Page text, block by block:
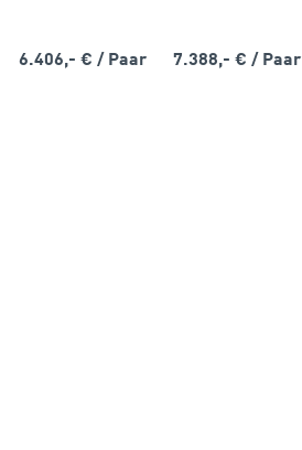
6.406,- €/ Paar 7.388,- €/ Paar